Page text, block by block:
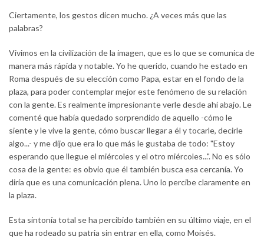
Ciertamente, los gestos dicen mucho. ¿A veces más que las
palabras?
Vivimos en la civilización de la imagen, que es lo que se comunica de
manera más rápida y notable. Yo he querido, cuando he estado en
Roma después de su elección como Papa, estar en el fondo de la
plaza, para poder contemplar mejor este fenómeno de su relación
con la gente. Es realmente impresionante verle desde ahí abajo. Le
comenté que había quedado sorprendido de aquello -cómo le
siente y le vive la gente, cómo buscar llegar a él y tocarle, decirle
algo...- y me dijo que era lo que más le gustaba de todo: "Estoy
esperando que llegue el miércoles y el otro miércoles...". No es sólo
cosa de la gente: es obvio que él también busca esa cercanía. Yo
diría que es una comunicación plena. Uno lo percibe claramente en
la plaza.
Esta sintonía total se ha percibido también en su último viaje, en el
que ha rodeado su patria sin entrar en ella, como Moisés.